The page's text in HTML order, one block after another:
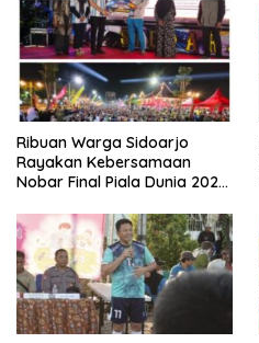
Ribuan Warga Sidoarjo
Rayakan Kebersamaan
Nobar Final Piala Dunia 2026
Forkopimda